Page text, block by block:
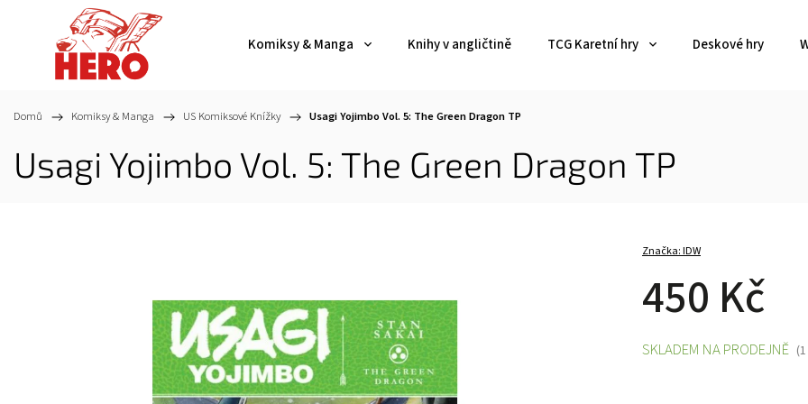
Komiksy & Manga Knihy v angličtině TCG Karetní hry Deskové hry
Domů / Komiksy & Manga / US Komiksové Knížky / Usagi Yojimbo Vol. 5: The Green Dragon TP
Usagi Yojimbo Vol. 5: The Green Dragon TP
Značka:IDW
450 Kč
SKLADEM NA PRODEJNĚ